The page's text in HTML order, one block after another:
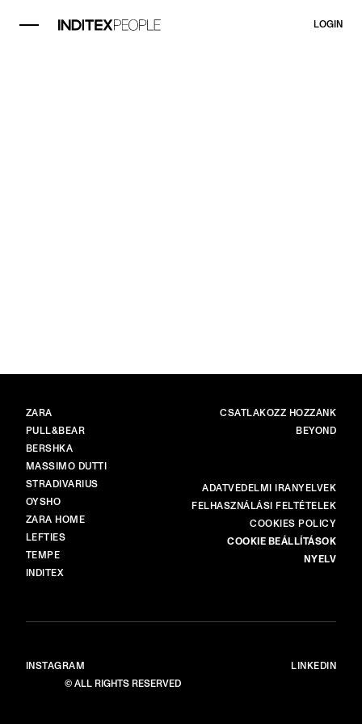
LOGIN
MÁRKÁK
ZARA
PULL&BEAR
BERSHKA
MASSIMO DUTTI
STRADIVARIUS
OYSHO
ZARA HOME
LEFTIES
TEMPE
INDITEX
FŐ
CSATLAKOZZ HOZZÁNK
BEYOND
TÖBB
ADATVÉDELMI IRÁNYELVEK
FELHASZNÁLÁSI FELTÉTELEK
COOKIES POLICY
COOKIE BEÁLLÍTÁSOK
NYELV
© ALL RIGHTS RESERVED
INSTAGRAM LINKEDIN